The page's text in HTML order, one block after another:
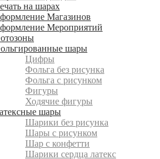
на шарах
Магазинов
Мероприятий
шары
Цифры
Фольга без рисунка
Фольга с рисунком
Фигуры
Ходячие фигуры
шары
Шарики без рисунка
Шары с рисунком
Шар с конфетти
Шарики сердца латекс